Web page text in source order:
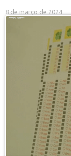
8 de março de 2024